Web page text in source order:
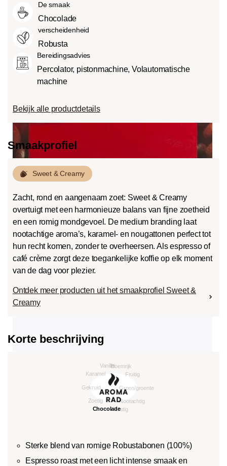
light roasts, met een evenwichtige
smaak en volle body.
Dark roast (French-/Italian):
Chocoladezoete body met uitgesproken
geroosterde smaken en bitterheid met
een lage zuurgraad.
soort boon, de hoogte van de teelt, de
herkomst en vooral het brandproces.
De smaak
Chocolade
verscheidenheid
Robusta
Bereidingsadvies
Percolator, pistonmachine, Volautomatische
machine
Bekijk alle productdetails
Smaakprofiel
Sweet & Creamy
Zacht, rond en aangenaam zoet: Sweet & Creamy
overtuigt met een harmonieuze balans van fijne zoetheid
en een romig mondgevoel. De medium branding laat
nootachtige aroma’s, karamel- en nougattonen perfect tot
hun recht komen, zonder te overheersen. Als espresso of
café crème zorgt deze toegankelijke koffie op elk moment
van de dag voor plezier.
Ontdek meer producten uit het smaakprofiel Sweet &
Creamy
Korte beschrijving
Sterke blend van romige Robustabonen (100%)
Espresso roast met een licht intense smaak en